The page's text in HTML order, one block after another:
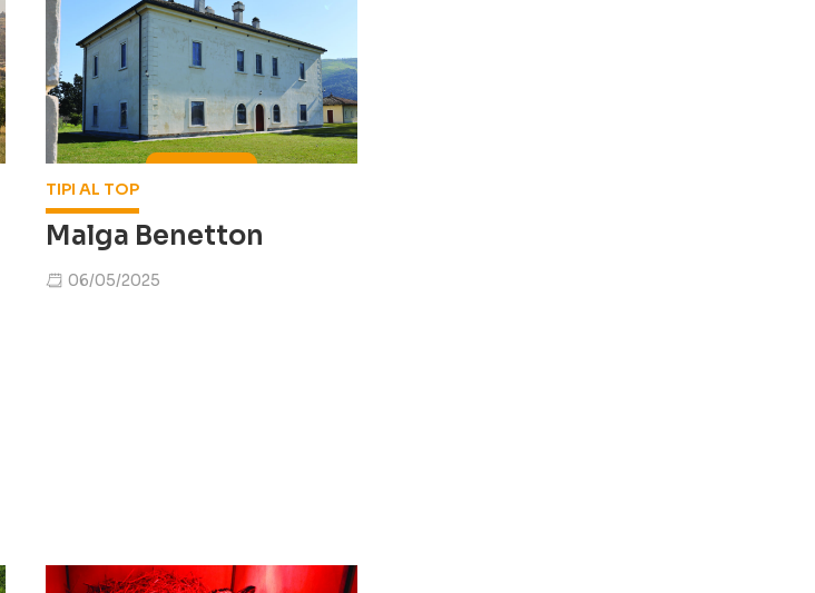
TIPI AL TOP
Malga Benetton
06/05/2025